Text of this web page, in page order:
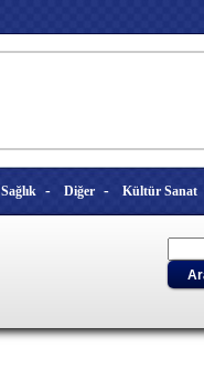
Sağlık - Diğer - Kültür Sanat